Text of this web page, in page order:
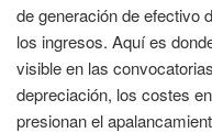
de generación de efectivo
los ingresos. Aquí es
visible en las
depreciación, los costes
presionan el